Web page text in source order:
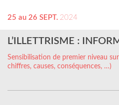
25 au 26 SEPT. 2024
L’ILLETTRISME :
Sensibilisation de premier niveau
chiffres, causes, conséquences, …)